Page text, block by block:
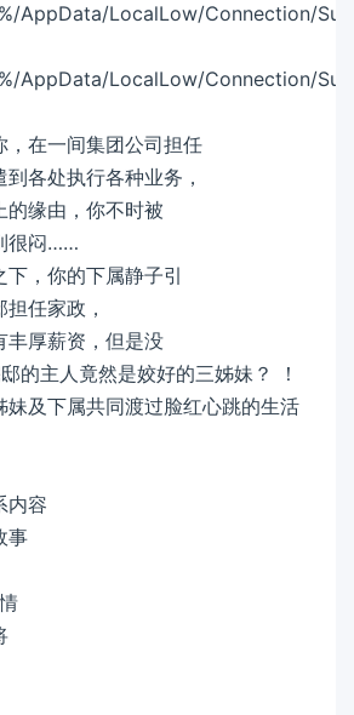
AppData/LocalLow/Connection/
AppData/LocalLow/Connection/
，在一间集团公司担任
各处执行各种业务，
的缘由，你不时被
很闷……
，你的下属静子引
任家政，
丰厚薪资，但是没
的主人竟然是姣好的三姊妹？ ！
妹及下属共同渡过脸红心跳的生活
内容
事